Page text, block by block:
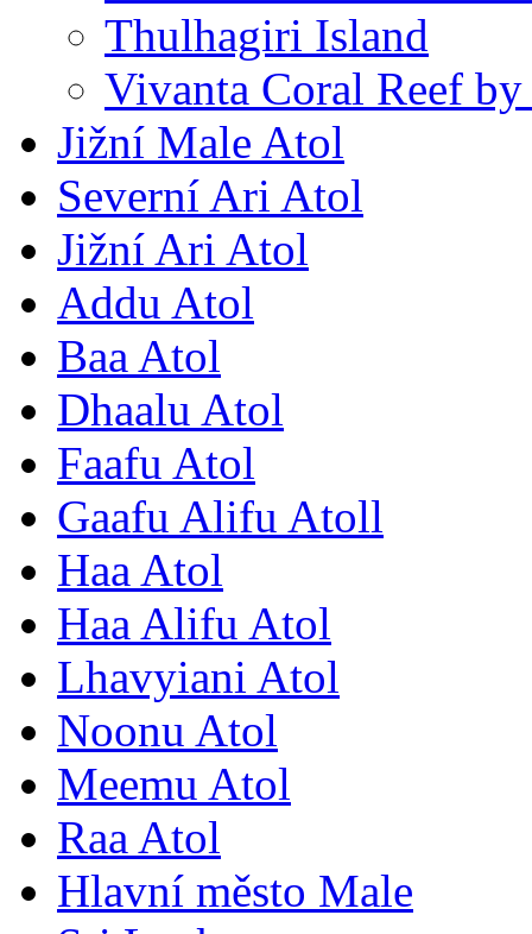
Thulhagiri Island
Vivanta Coral Reef by
Jižní Male Atol
Severní Ari Atol
Jižní Ari Atol
Addu Atol
Baa Atol
Dhaalu Atol
Faafu Atol
Gaafu Alifu Atoll
Haa Atol
Haa Alifu Atol
Lhavyiani Atol
Noonu Atol
Meemu Atol
Raa Atol
Hlavní město Male